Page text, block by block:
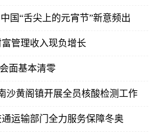
国“舌尖上的元宵节”新意频出
管理收入现负增长
面基本清零
沙黄阁镇开展全员核酸检测工作
运输部门全力服务保障冬奥